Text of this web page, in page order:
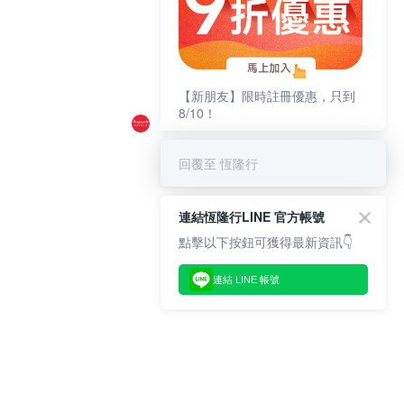
【新朋友】限時註冊優惠，只到
8/10！
回覆至 恆隆行
連結恆隆行LINE 官方帳號
點擊以下按鈕可獲得最新資訊👇
連結 LINE 帳號